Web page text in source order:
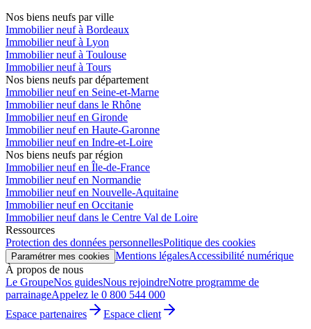
Nos biens neufs par ville
Immobilier neuf à Bordeaux
Immobilier neuf à Lyon
Immobilier neuf à Toulouse
Immobilier neuf à Tours
Nos biens neufs par département
Immobilier neuf en Seine-et-Marne
Immobilier neuf dans le Rhône
Immobilier neuf en Gironde
Immobilier neuf en Haute-Garonne
Immobilier neuf en Indre-et-Loire
Nos biens neufs par région
Immobilier neuf en Île-de-France
Immobilier neuf en Normandie
Immobilier neuf en Nouvelle-Aquitaine
Immobilier neuf en Occitanie
Immobilier neuf dans le Centre Val de Loire
Ressources
Protection des données personnellesPolitique des cookies
Paramétrer mes cookies Mentions légalesAccessibilité numérique
À propos de nous
Le GroupeNos guidesNous rejoindreNotre programme de
parrainageAppelez le 0 800 544 000
Espace partenaires
Espace client